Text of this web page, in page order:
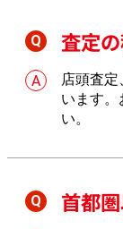
査定
店頭査
います。
い。
首都